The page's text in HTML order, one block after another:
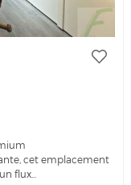
cet emplacement
flux...